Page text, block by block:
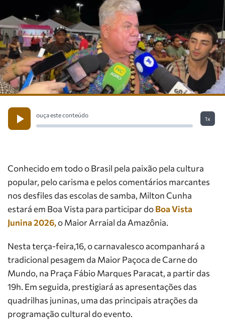
ouça este conteúdo
1x
Conhecido em todo o Brasil pela paixão pela cultura
popular, pelo carisma e pelos comentários marcantes
nos desfiles das escolas de samba, Milton Cunha
estará em Boa Vista para participar doBoa Vista
Junina 2026,o Maior Arraial da Amazônia.
Nesta terça-feira,16, o carnavalesco acompanhará a
tradicional pesagem da Maior Paçoca de Carne do
Mundo, na Praça Fábio Marques Paracat, a partir das
19h. Em seguida, prestigiará as apresentações das
quadrilhas juninas, uma das principais atrações da
programação cultural do evento.